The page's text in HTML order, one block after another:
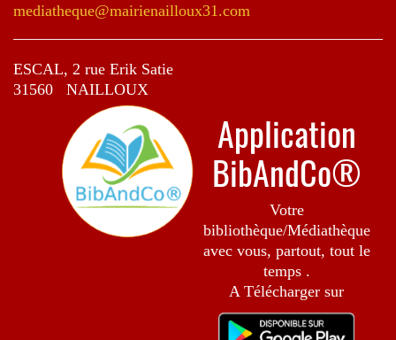
mediatheque@mairienailloux31.com
ESCAL, 2 rue Erik Satie
31560 NAILLOUX
Application
BibAndCo®
Votre
bibliothèque/Médiathèque
avec vous, partout, tout le
temps .
A Télécharger sur